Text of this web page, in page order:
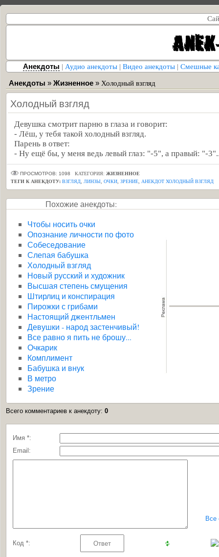
Анекдоты | Аудио анекдоты | Видео анекдоты | Смешные
Анекдоты » Жизненное » Холодный взгляд
Холодный взгляд
Девушка смотрит парню в глаза и говорит:
- Лёш, у тебя такой холодный взгляд.
Парень в ответ:
- Ну ещё бы, у меня ведь левый глаз: "-5", а правый: "-
ПРОСМОТРОВ: 1098 КАТЕГОРИЯ: ЖИЗНЕННОЕ
ТЕГИ К АНЕКДОТУ: ВЗГЛЯД ЛИНЗЫ ОЧКИ ЗРЕНИЕ АНЕКДОТ ХОЛОДНЫЙ ВЗГЛЯД
Похожие анекдоты:
Чтобы носить очки
Опознание личности по фото
Собеседование
Слепая бабушка
Холодный взгляд
Новый русский и художник
Высшая степень смущения
Штирлиц и конспирация
Пирожки с грибами
Настоящий джентльмен
Девушки - народ застенчивый!
Все равно я пить не брошу...
Очкарик
Комплимент
Бабушка и внук
В метро
Зрение
Всего комментариев к анекдоту: 0
Имя *:
Email:
Все
Код *: